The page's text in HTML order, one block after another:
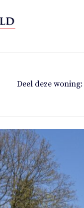
Deel deze woning: